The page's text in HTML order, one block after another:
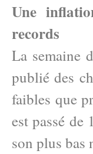
Une
records
La semaine
publié des
faibles que
est passé de
son plus bas